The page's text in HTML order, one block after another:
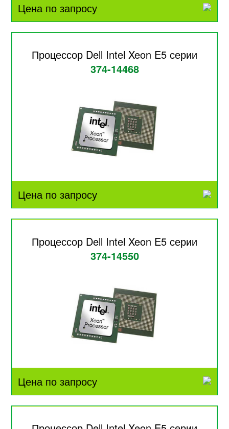
Цена по запросу
Процессор Dell Intel Xeon E5 серии
374-14468
Цена по запросу
Процессор Dell Intel Xeon E5 серии
374-14550
Цена по запросу